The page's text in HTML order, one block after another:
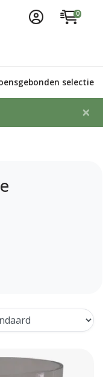
0
selectie
×